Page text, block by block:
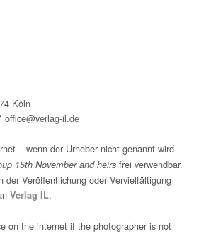
Köln
office@verlag-il.de
– wenn der Urheber nicht genannt wird –
15th November and heirs frei verwendbar.
der Veröffentlichung oder Vervielfältigung
Verlag IL.
on the internet if the photographer is not